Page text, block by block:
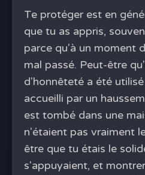
Te protéger est en
que tu as appris,
parce qu'à un moment
mal passé. Peut-être
d'honnêteté a été
accueilli par un
est tombé dans une
n'étaient pas vraiment
être que tu étais le
s'appuyaient, et